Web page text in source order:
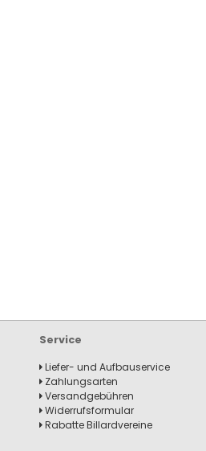
Service
Liefer- und Aufbauservice
Zahlungsarten
Versandgebühren
Widerrufsformular
Rabatte Billardvereine